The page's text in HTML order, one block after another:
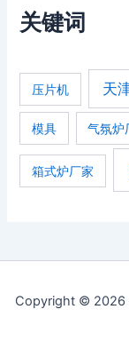
关键词
压片机 天
模具 气氛炉
箱式炉厂家
Copyright © 2026